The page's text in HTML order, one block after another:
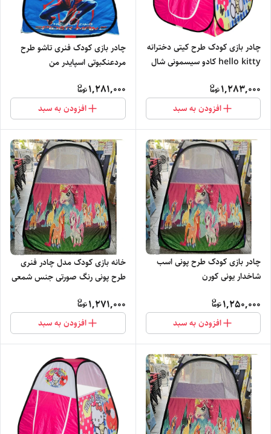
چادر بازی کودک طرح کیتی دخترانه
hello kitty کادو سیسمونی شال
1,283,000
افزودن به سبد
چادر بازی کودک فنری تاشو طرح
مردعنکبوتی اسپایدر من
1,281,000
افزودن به سبد
چادر بازی کودک طرح پونی اسب
شاخدار یونی کورن
1,250,000
افزودن به سبد
خانه بازی کودک مدل چادر فنری
طرح پونی رنگ صورتی جنس شمعی
1,271,000
افزودن به سبد